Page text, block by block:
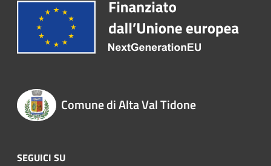
Comune di Alta Val Tidone
SEGUICI SU